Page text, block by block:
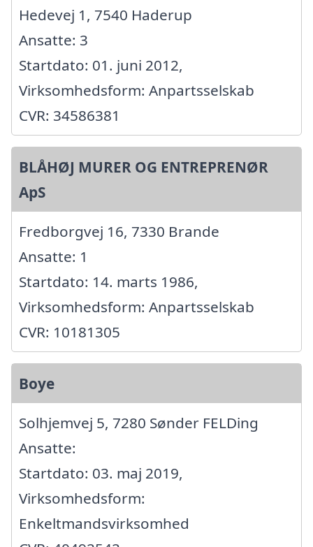
Hedevej 1, 7540 Haderup
Ansatte: 3
Startdato: 01. juni 2012,
Virksomhedsform: Anpartsselskab
CVR: 34586381
BLÅHØJ MURER OG ENTREPRENØR
ApS
Fredborgvej 16, 7330 Brande
Ansatte: 1
Startdato: 14. marts 1986,
Virksomhedsform: Anpartsselskab
CVR: 10181305
Boye
Solhjemvej 5, 7280 Sønder FELDing
Ansatte:
Startdato: 03. maj 2019,
Virksomhedsform:
Enkeltmandsvirksomhed